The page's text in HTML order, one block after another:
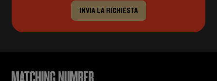
INVIA LA RICHIESTA